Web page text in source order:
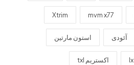
mvm x77
Xtrim
آئودی استون مارتین
اکستریم txl